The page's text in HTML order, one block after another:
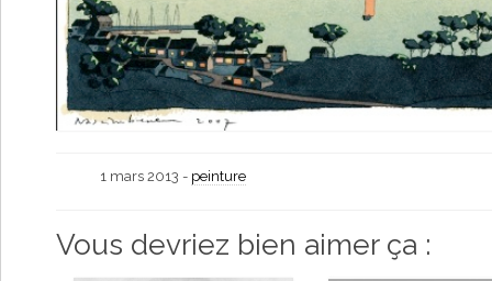
1 mars 2013 - peinture
Vous devriez bien aimer ça :